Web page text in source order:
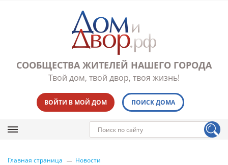
СООБЩЕСТВА ЖИТЕЛЕЙ НАШЕГО ГОРОДА
Твой дом, твой двор, твоя жизнь!
ВОЙТИ В МОЙ ДОМ ПОИСК ДОМА
Главная страница Новости